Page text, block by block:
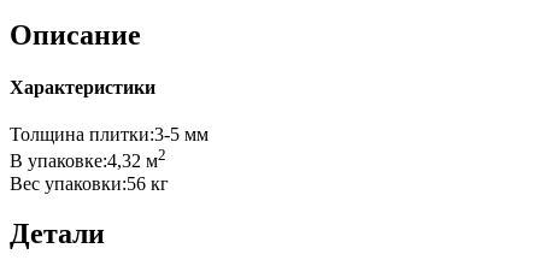
Описание
Характеристики
Толщина плитки:3-5 мм
В упаковке:4,32 м2
Вес упаковки:56 кг
Детали